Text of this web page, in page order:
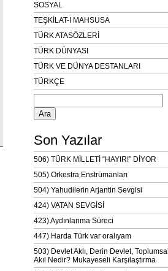
SOSYAL
TEŞKİLAT-I MAHSUSA
TÜRK ATASÖZLERİ
TÜRK DÜNYASI
TÜRK VE DÜNYA DESTANLARI
TÜRKÇE
Arama:
Son Yazılar
506) TÜRK MİLLETİ “HAYIR!” DİYOR
505) Orkestra Enstrümanları
504) Yahudilerin Arjantin Sevgisi
424) VATAN SEVGİSİ
423) Aydınlanma Süreci
447) Harda Türk var oralıyam
503) Devlet Aklı, Derin Devlet, Toplumsal
Akıl Nedir? Mukayeseli Karşılaştırma